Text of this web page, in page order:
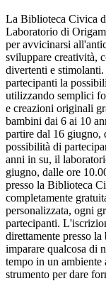
La Biblioteca Civica
Laboratorio di
per avvicinarsi
sviluppare creatività,
divertenti e
partecipanti la
utilizzando semplici
e creazioni originali
bambini dai 6 ai 10
partire dal 16 giugno,
possibilità di
anni in su, il
giugno, dalle ore
presso la Biblioteca
completamente
personalizzata, ogni
partecipanti.
direttamente presso
imparare qualcosa di
tempo in un ambiente
strumento per dare